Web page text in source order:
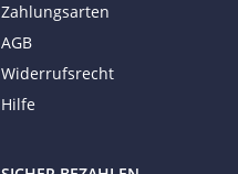
Zahlungsarten
AGB
Widerrufsrecht
Hilfe